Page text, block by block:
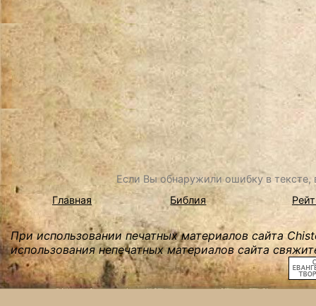
Если Вы обнаружили ошибку в
Главная
Библия
При использовании печатных материалов сайта
использования непечатных материалов сайта